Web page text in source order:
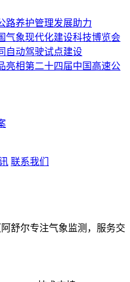
路养护管理发展助力
气象现代化建设科技博览会
自动驾驶试点建设
亮相第二十四届中国高速公
联系我们
舒尔专注气象监测，服务交